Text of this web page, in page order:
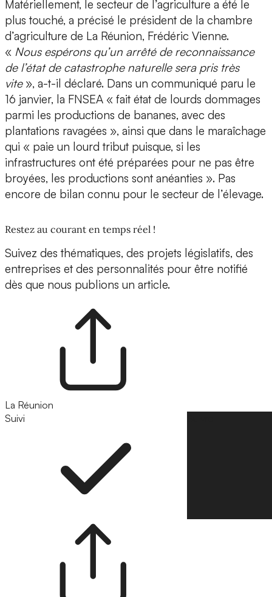
Matériellement, le secteur de l’agriculture a été le
plus touché, a précisé le président de la chambre
d’agriculture de La Réunion, Frédéric Vienne.
« Nous espérons qu’un arrêté de reconnaissance
de l’état de catastrophe naturelle sera pris très
vite», a-t-il déclaré. Dans un communiqué paru le
16 janvier, la FNSEA « fait état de lourds dommages
parmi les productions de bananes, avec des
plantations ravagées », ainsi que dans le maraîchage
qui « paie un lourd tribut puisque, si les
infrastructures ont été préparées pour ne pas être
broyées, les productions sont anéanties ». Pas
encore de bilan connu pour le secteur de l’élevage.
Restez au courant en temps réel !
Suivez des thématiques, des projets législatifs, des
entreprises et des personnalités pour être notifié
dès que nous publions un article.
La Réunion
Suivi